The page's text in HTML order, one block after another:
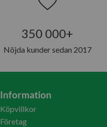
350 000+
Nöjda kunder sedan 2017
Information
Köpvillkor
Företag